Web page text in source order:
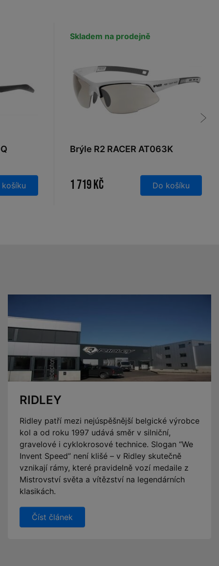
košíku
Skladem na prodejně
Brýle R2 RACER AT063K
1 719 Kč Do košíku
RIDLEY
Ridley patří mezi nejúspěšnější belgické výrobce
kol a od roku 1997 udává směr v silniční,
gravelové i cyklokrosové technice. Slogan “We
Invent Speed” není klišé – v Ridley skutečně
vznikají rámy, které pravidelně vozí medaile z
Mistrovství světa a vítězství na legendárních
klasikách.
Číst článek